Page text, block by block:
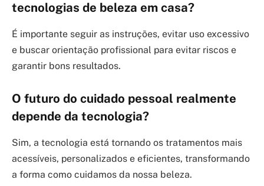
tecnologias de beleza em casa?
É importante seguir as instruções, evitar uso excessivo
e buscar orientação profissional para evitar riscos e
garantir bons resultados.
O futuro do cuidado pessoal realmente
depende da tecnologia?
Sim, a tecnologia está tornando os tratamentos mais
acessíveis, personalizados e eficientes, transformando
a forma como cuidamos da nossa beleza.